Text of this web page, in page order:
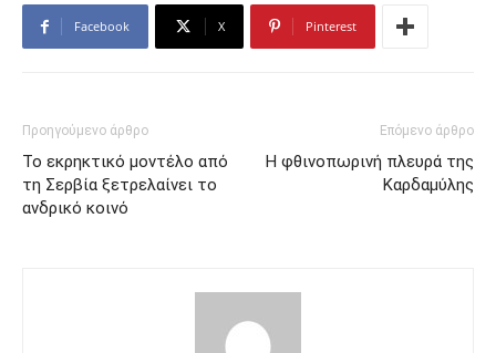
Facebook X Pinterest
Προηγούμενο άρθρο
Το εκρηκτικό μοντέλο από
τη Σερβία ξετρελαίνει το
ανδρικό κοινό
Επόμενο άρθρο
Η φθινοπωρινή πλευρά της
Καρδαμύλης